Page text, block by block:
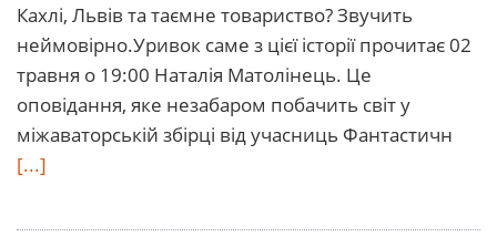
Кахлі, Львів та таємне товариство? Звучить
неймовірно.Уривок саме з цієї історії прочитає 02
травня о 19:00 Наталія Матолінець. Це
оповідання, яке незабаром побачить світ у
міжаваторській збірці від учасниць Фантастичн
[...]